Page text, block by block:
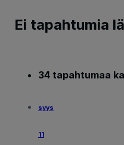
Ei tapahtumia
34 tapahtumaa
syys
11